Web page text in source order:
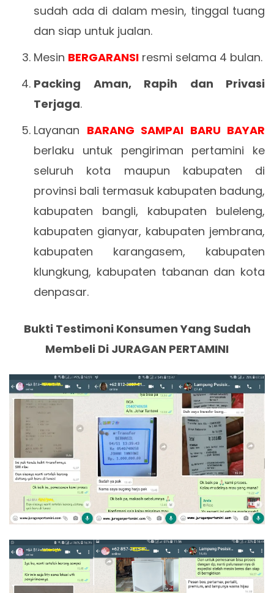
sudah ada di dalam mesin, tinggal tuang
dan siap untuk jualan.
Mesin BERGARANSI resmi selama 4 bulan.
Packing Aman, Rapih dan Privasi
Terjaga.
Layanan BARANG SAMPAI BARU BAYAR
berlaku untuk pengiriman pertamini ke
seluruh kota maupun kabupaten di
provinsi bali termasuk kabupaten badung,
kabupaten bangli, kabupaten buleleng,
kabupaten gianyar, kabupaten jembrana,
kabupaten karangasem, kabupaten
klungkung, kabupaten tabanan dan kota
denpasar.
Bukti Testimoni Konsumen Yang Sudah
Membeli Di JURAGAN PERTAMINI